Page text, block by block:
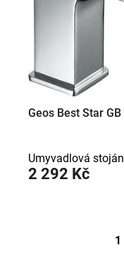
Geos Best Star
2 292 Kč
Umyvadlová
1